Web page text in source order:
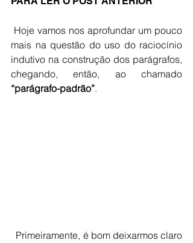
mais na questão do uso do raciocínio
indutivo na construção dos parágrafos,
“parágrafo-padrão”.
Primeiramente, é bom deixarmos claro